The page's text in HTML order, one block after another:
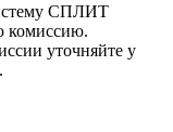
СПЛИТ
комиссию.
уточняйте у